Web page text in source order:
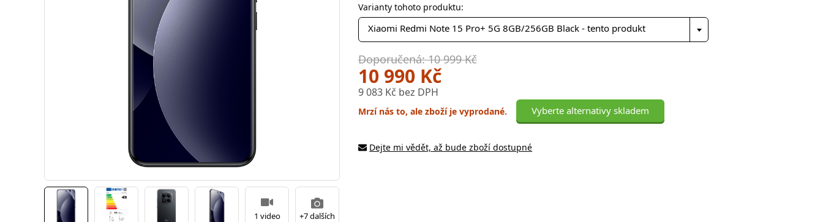
1 video +7 dalších
Varianty tohoto produktu:
Xiaomi Redmi Note 15 Pro+ 5G 8GB/256GB Black - tento produkt
Doporučená: 10 999 Kč
10 990 Kč
9 083 Kč bez DPH
Mrzí nás to, ale zboží je vyprodané. Vyberte alternativy skladem
Dejte mi vědět, až bude zboží dostupné